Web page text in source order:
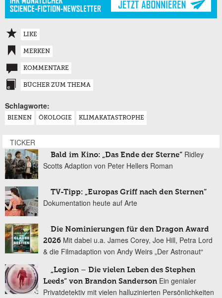
LIKE
MERKEN
KOMMENTARE
BÜCHER ZUM THEMA
Schlagworte:
BIENEN ÖKOLOGIE KLIMAKATASTROPHE
TICKER
Bald im Kino: „Das Ende der Sterne“ Ridley
Scotts Adaption von Peter Hellers Roman
TV-Tipp: „Europas Griff nach den Sternen“
Dokumentation heute auf Arte
Die Nominierungen für den Dragon Award
2026 Mit dabei u.a. James Corey, Joe Hill, Petra Lord
& die Filmadaption von Andy Weirs „Der Astronaut“
„Legion – Die vielen Leben des Stephen
Leeds“ von Brandon Sanderson Ein genialer
Privatdetektiv mit vielen halluzinierten Persönlichkeiten